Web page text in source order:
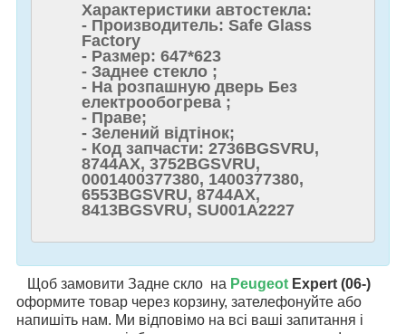
Характеристики автостекла:
- Производитель: Safe Glass
Factory
- Размер: 647*623
- Заднее стекло ;
- На розпашную дверь Без
електрообогрева ;
- Праве;
- Зелений відтінок;
- Код запчасти: 2736BGSVRU,
8744AX, 3752BGSVRU,
0001400377380, 1400377380,
6553BGSVRU, 8744AX,
8413BGSVRU, SU001A2227
Щоб замовити Задне скло на Peugeot Expert (06-)
оформите товар через корзину, зателефонуйте або
напишіть нам. Ми відповімо на всі ваші запитання і